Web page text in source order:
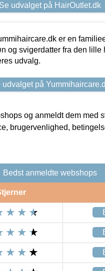
Se udvalget på HairOutlet.dk
er en
og svigerdatter fra den lille
udvalg.
udvalget på
og anmeldt dem med
brugervenlighed,
Bedst anmeldte webshops